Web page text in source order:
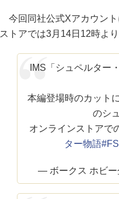
今回同社公式Xアカウント
ストアでは3月14日12時よ
IMS「シュペルター
本編登場時のカット
のシ
オンラインストアで
ター物語
— ボークス ホビー